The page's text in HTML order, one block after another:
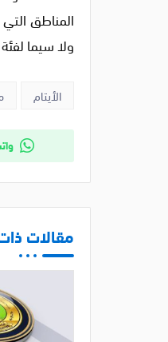
المناطق
ولا سيما
الأيتام
مقالات